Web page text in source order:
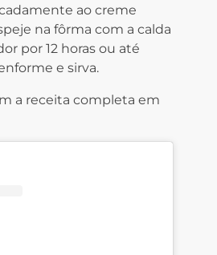
ao creme
na fôrma com a calda
por 12 horas ou até
e sirva.
a receita completa em